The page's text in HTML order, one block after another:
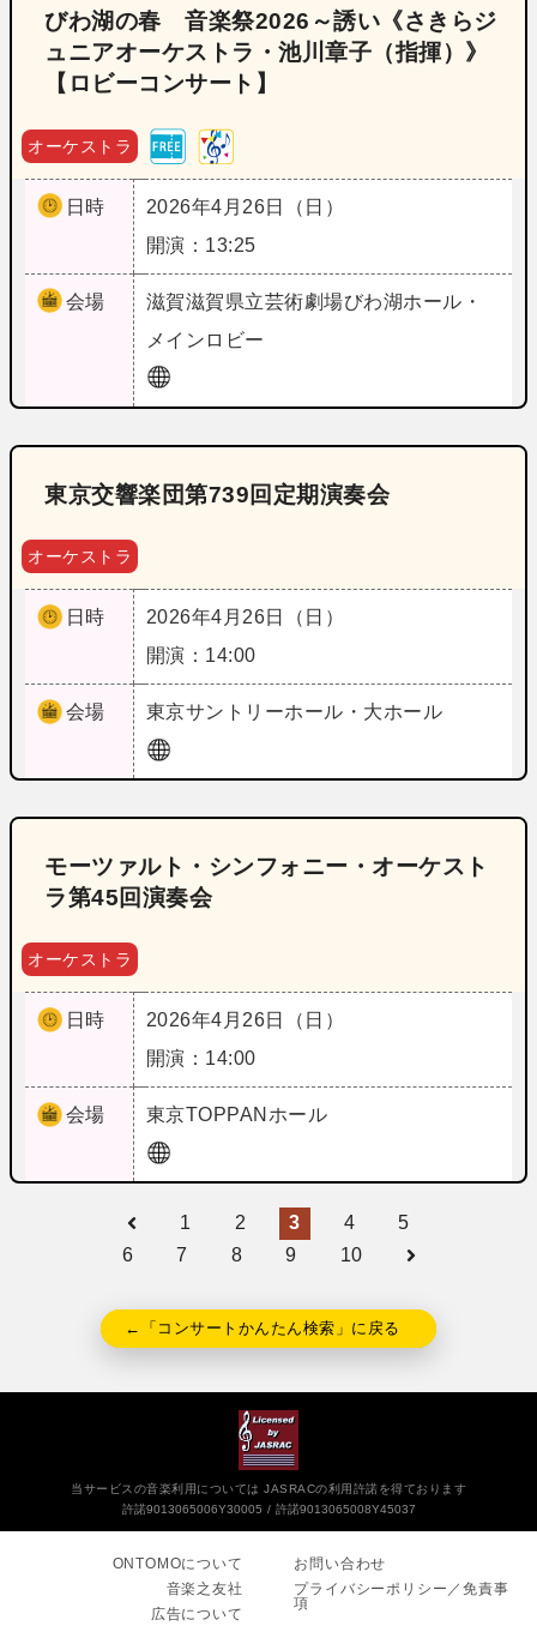
びわ湖の春 音楽祭2026～誘い《さきらジ
ュニアオーケストラ・池川章子（指揮）》
【ロビーコンサート】
オーケストラ
日時
2026年4月26日（日）
開演：13:25
会場 滋賀滋賀県立芸術劇場びわ湖ホール・
メインロビー
東京交響楽団第739回定期演奏会
オーケストラ
日時
2026年4月26日（日）
開演：14:00
会場 東京サントリーホール・大ホール
モーツァルト・シンフォニー・オーケスト
ラ第45回演奏会
オーケストラ
日時
2026年4月26日（日）
開演：14:00
会場 東京TOPPANホール
1 2 3 4
5
6
7 8 9 10
←「コンサートかんたん検索」に戻る
当サービスの音楽利用については JASRACの利用許諾を得ております
許諾9013065006Y30005
許諾9013065008Y45037
ONTOMOについて
音楽之友社
広告について
お問い合わせ
プライバシーポリシー／免責事
項